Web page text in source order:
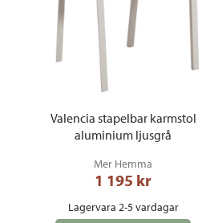
Valencia stapelbar karmstol
aluminium ljusgrå
Mer Hemma
1 195 kr
Lagervara 2-5 vardagar